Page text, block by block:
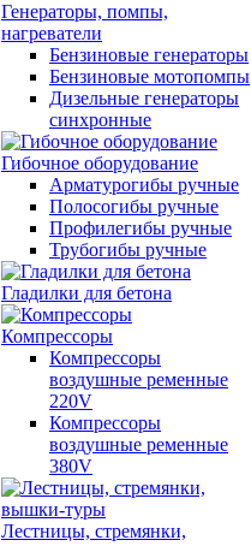
Генераторы, помпы,
нагреватели
Бензиновые генераторы
Бензиновые мотопомпы
Дизельные генераторы
синхронные
Гибочное оборудование
Арматурогибы ручные
Полосогибы ручные
Профилегибы ручные
Трубогибы ручные
Гладилки для бетона
Компрессоры
Компрессоры
воздушные ременные
220V
Компрессоры
воздушные ременные
380V
Лестницы, стремянки,